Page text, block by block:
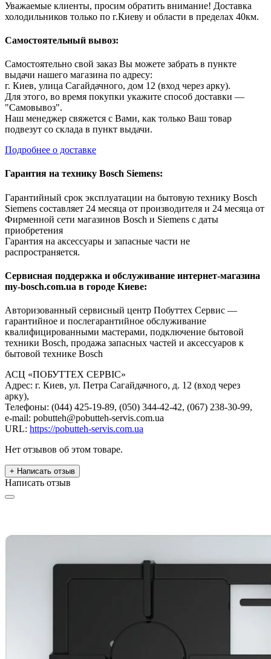
Уважаемые клиенты, просим обратить внимание! Доставка
холодильников только по г.Киеву и области в пределах 40км.
Самостоятельный вывоз:
Самостоятельно свой заказ Вы можете забрать в пункте
выдачи нашего магазина по адресу:
г. Киев, улица Сагайдачного, дом 12 (вход через арку).
Для этого, во время покупки укажите способ доставки —
"Самовывоз".
Наш менеджер свяжется с Вами, как только Ваш товар
подвезут со склада в пункт выдачи.
Подробнее о доставке
Гарантия на технику Bosch Siemens:
Гарантийный срок эксплуатации на бытовую технику Bosch
Siemens составляет 24 месяца от производителя и 24 месяца от
Фирменной сети магазинов Bosch и Siemens с даты
приобретения
Гарантия на аксессуары и запасные части не
распространяется.
Сервисная поддержка и обслуживание интернет-магазина
my-bosch.com.ua в городе Киеве:
Авторизованный сервисный центр Побуттех Сервис —
гарантийное и послегарантийное обслуживание
квалифицированными мастерами, подключение бытовой
техники Bosch, продажа запасных частей и аксессуаров к
бытовой технике Bosch
АСЦ «ПОБУТТЕХ СЕРВІС»
Адрес: г. Киев, ул. Петра Сагайдачного, д. 12 (вход через
арку),
Телефоны: (044) 425-19-89, (050) 344-42-42, (067) 238-30-99,
e-mail: pobutteh@pobutteh-servis.com.ua
URL: https://pobutteh-servis.com.ua
Нет отзывов об этом товаре.
+ Написать отзыв
Написать отзыв